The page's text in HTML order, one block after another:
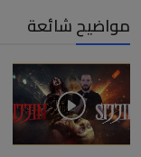
مواضيح شائعة